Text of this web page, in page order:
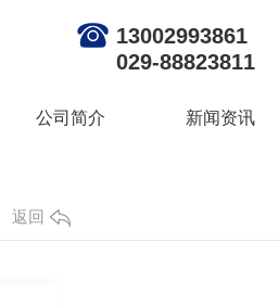
13002993861
029-88823811
公司简介 新闻资讯
返回